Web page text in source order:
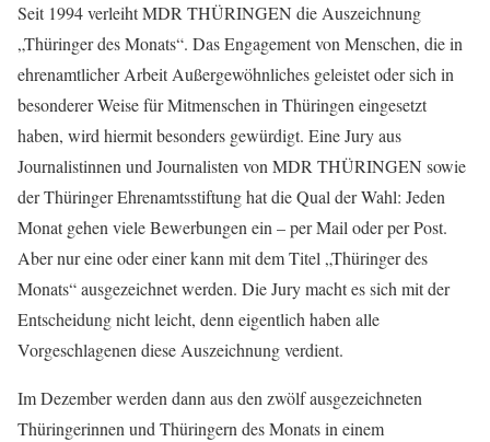
Seit 1994 verleiht MDR THÜRINGEN die Auszeichnung
„Thüringer des Monats“. Das Engagement von Menschen, die in
ehrenamtlicher Arbeit Außergewöhnliches geleistet oder sich in
besonderer Weise für Mitmenschen in Thüringen eingesetzt
haben, wird hiermit besonders gewürdigt. Eine Jury aus
Journalistinnen und Journalisten von MDR THÜRINGEN sowie
der Thüringer Ehrenamtsstiftung hat die Qual der Wahl: Jeden
Monat gehen viele Bewerbungen ein – per Mail oder per Post.
Aber nur eine oder einer kann mit dem Titel „Thüringer des
Monats“ ausgezeichnet werden. Die Jury macht es sich mit der
Entscheidung nicht leicht, denn eigentlich haben alle
Vorgeschlagenen diese Auszeichnung verdient.
Im Dezember werden dann aus den zwölf ausgezeichneten
Thüringerinnen und Thüringern des Monats in einem